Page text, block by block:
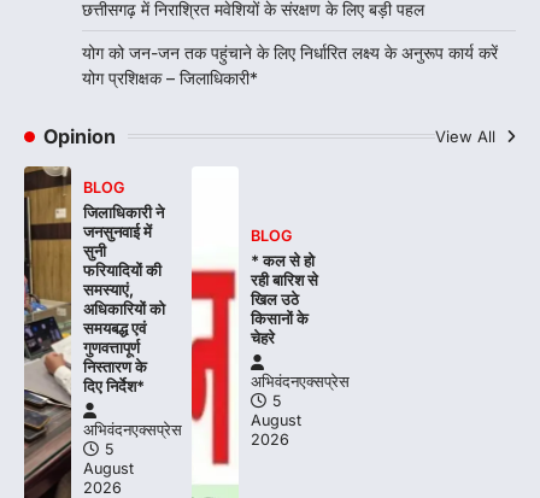
छत्तीसगढ़ में निराश्रित मवेशियों के संरक्षण के लिए बड़ी पहल
योग को जन-जन तक पहुंचाने के लिए निर्धारित लक्ष्य के अनुरूप कार्य करें
योग प्रशिक्षक – जिलाधिकारी*
Opinion View All
BLOG
जिलाधिकारी ने
जनसुनवाई में
सुनी
फरियादियों की
समस्याएं,
अधिकारियों को
समयबद्ध एवं
गुणवत्तापूर्ण
निस्तारण के
दिए निर्देश*
अभिवंदनएक्सप्रेस
5
August
2026
BLOG
* कल से हो
रही बारिश से
खिल उठे
किसानों के
चेहरे
अभिवंदनएक्सप्रेस
5
August
2026